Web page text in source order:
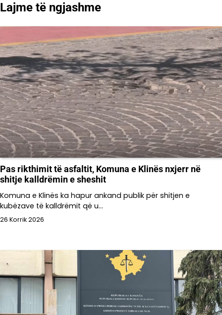
Lajme të ngjashme
Pas rikthimit të asfaltit, Komuna e Klinës nxjerr në
shitje kalldrëmin e sheshit
Komuna e Klinës ka hapur ankand publik për shitjen e
kubëzave të kalldrëmit që u…
26 Korrik 2026